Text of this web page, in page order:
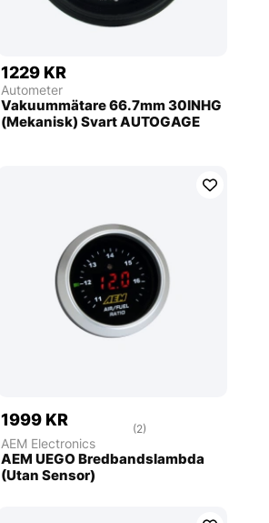
1229 KR
Autometer
Vakuummätare 66.7mm 30INHG
(Mekanisk) Svart AUTOGAGE
1999 KR (2)
AEM Electronics
AEM UEGO Bredbandslambda
(Utan Sensor)